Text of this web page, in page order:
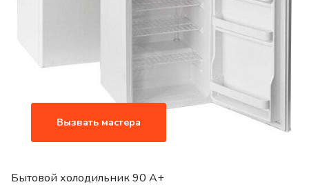
Вызвать мастера
Бытовой холодильник 90 A+